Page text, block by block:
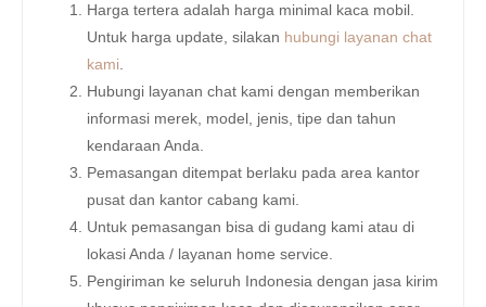
Harga tertera adalah harga minimal kaca mobil.
Untuk harga update, silakan hubungi layanan chat
kami
Hubungi layanan chat kami dengan memberikan
informasi merek, model, jenis, tipe dan tahun
kendaraan Anda.
Pemasangan ditempat berlaku pada area kantor
pusat dan kantor cabang kami.
Untuk pemasangan bisa di gudang kami atau di
lokasi Anda / layanan home service.
Pengiriman ke seluruh Indonesia dengan jasa kirim